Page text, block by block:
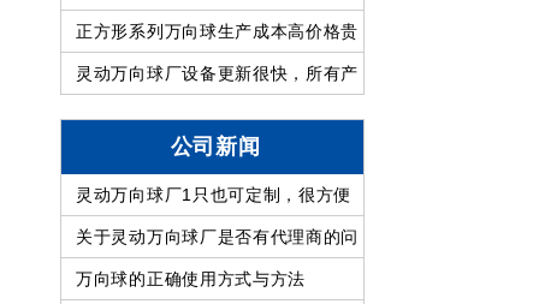
正方形系列万向球生产成本高价格贵
灵动万向球厂设备更新很快，所有产
品质量提高
公司新闻
灵动万向球厂1只也可定制，很方便
关于灵动万向球厂是否有代理商的问
题
万向球的正确使用方式与方法